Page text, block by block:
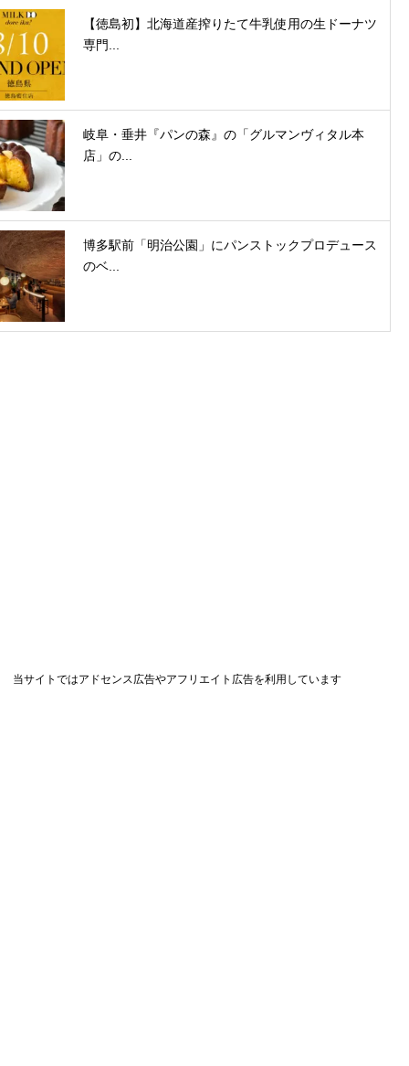
【徳島初】北海道産搾りたて牛乳使用の生ドーナツ
専門...
岐阜・垂井『パンの森』の「グルマンヴィタル本
店」の...
博多駅前「明治公園」にパンストックプロデュース
のベ...
当サイトではアドセンス広告やアフリエイト広告を利用しています